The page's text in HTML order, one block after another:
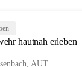
hautnah erleben
AUT